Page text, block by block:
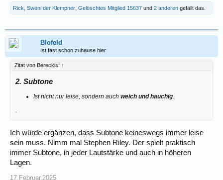
Rick Sweni der Klempner Gelöschtes Mitglied 15637 und 2 anderen gefällt das.
Blofeld
Ist fast schon zuhause hier
Zitat von Bereckis: ↑
2. Subtone
Ist nicht nur leise, sondern auch weich und hauchig.
.
Ich würde ergänzen, dass Subtone keineswegs immer leise
sein muss. Nimm mal Stephen Riley. Der spielt praktisch
immer Subtone, in jeder Lautstärke und auch in höheren
Lagen.
17.Februar.2025